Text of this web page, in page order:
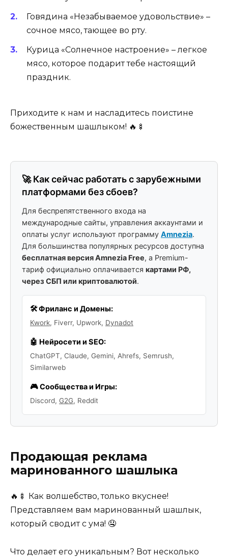
Говядина «Незабываемое удовольствие» –
сочное мясо, тающее во рту.
Курица «Солнечное настроение» – легкое
мясо, которое подарит тебе настоящий
праздник.
Приходите к нам и насладитесь поистине
божественным шашлыком! 🔥🍢
🚀 Как сейчас работать с зарубежными
платформами без сбоев?
Для беспрепятственного входа на
международные сайты, управления аккаунтами и
оплаты услуг используют программу Amnezia.
Для большинства популярных ресурсов доступна
бесплатная версия Amnezia Free, а Premium-
тариф официально оплачивается картами РФ,
через СБП или криптовалютой.
🛠️ Фриланс и Домены:
Kwork, Fiverr, Upwork, Dynadot
🤖 Нейросети и SEO:
ChatGPT, Claude, Gemini, Ahrefs, Semrush,
Similarweb
🎮 Сообщества и Игры:
Discord, G2G, Reddit
Продающая реклама
маринованного шашлыка
🔥🍢 Как волшебство, только вкуснее!
Представляем вам маринованный шашлык,
который сводит с ума! 🤤
Что делает его уникальным? Вот несколько